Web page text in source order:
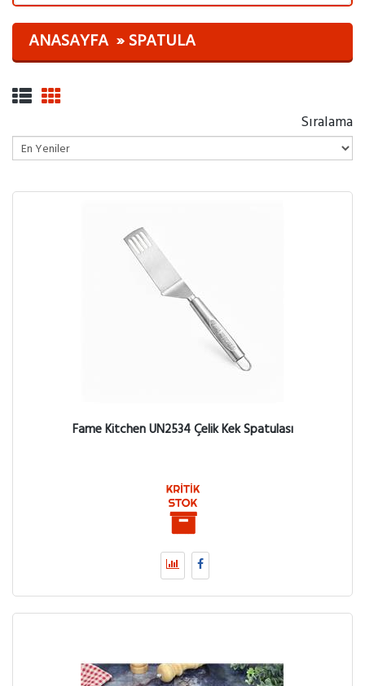
ANASAYFA SPATULA
Sıralama
Fame Kitchen UN2534 Çelik Kek Spatulası